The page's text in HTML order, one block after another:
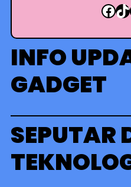
Facebook TikTok
INFO
GADGET
SEPUTAR